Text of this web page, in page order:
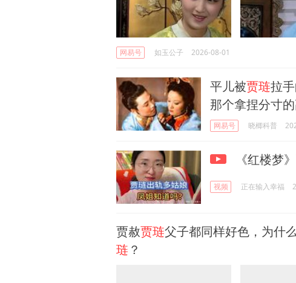
网易号 如玉公子 2026-08-01
平儿被贾琏拉
那个拿捏分寸
网易号 晓楖科普
《红楼梦》
视频 正在输入幸福
贾赦贾琏父子都同样好色，为什
琏 ？